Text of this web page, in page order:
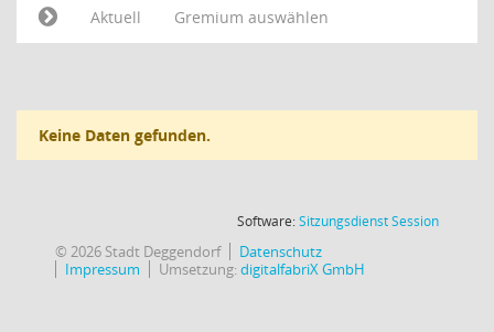
Aktuell
Gremium auswählen
Keine Daten gefunden.
Software:SitzungsdienstSession(Wird in
© 2026 Stadt Deggendorf
Datenschutz
Impressum
Umsetzung:digitalfabriX GmbH